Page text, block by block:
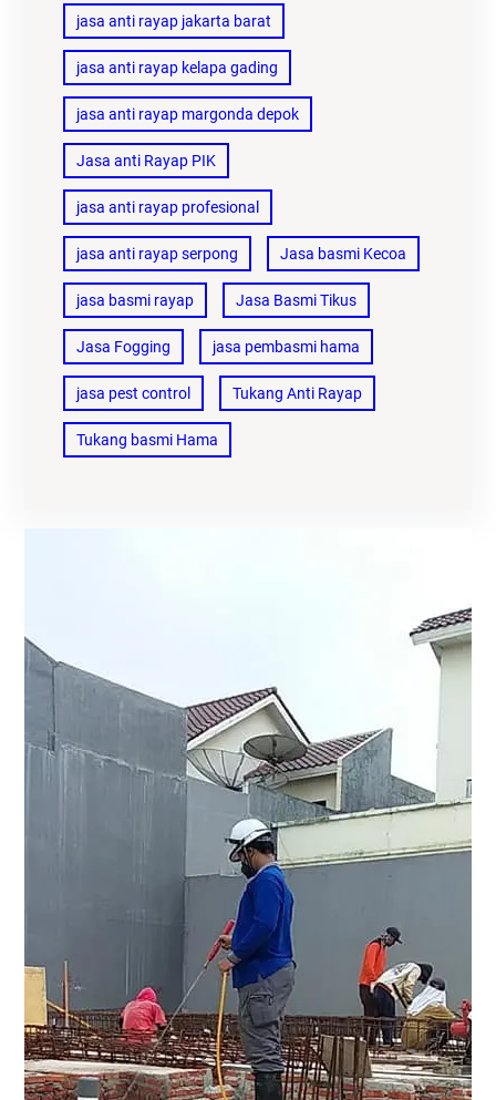
jasa anti rayap jakarta barat
jasa anti rayap kelapa gading
jasa anti rayap margonda depok
Jasa anti Rayap PIK
jasa anti rayap profesional
jasa anti rayap serpong Jasa basmi Kecoa
jasa basmi rayap Jasa Basmi Tikus
Jasa Fogging jasa pembasmi hama
jasa pest control Tukang Anti Rayap
Tukang basmi Hama